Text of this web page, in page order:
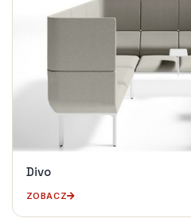
Divo
ZOBACZ